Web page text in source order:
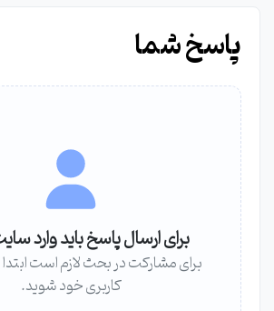
پاسخ شما
برای ارسال پاسخ باید وارد
برای مشارکت در بحث لازم است
کاربری خود شوید.